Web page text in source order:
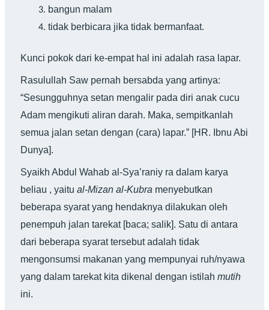
bangun malam
tidak berbicara jika tidak bermanfaat.
Kunci pokok dari ke-empat hal ini adalah rasa lapar.
Rasulullah Saw pernah bersabda yang artinya:
“Sesungguhnya setan mengalir pada diri anak cucu
Adam mengikuti aliran darah. Maka, sempitkanlah
semua jalan setan dengan (cara) lapar.” [HR. Ibnu Abi
Dunya].
Syaikh Abdul Wahab al-Sya’raniy ra dalam karya
beliau , yaitu al-Mizan al-Kubra menyebutkan
beberapa syarat yang hendaknya dilakukan oleh
penempuh jalan tarekat [baca; salik]. Satu di antara
dari beberapa syarat tersebut adalah tidak
mengonsumsi makanan yang mempunyai ruh/nyawa
yang dalam tarekat kita dikenal dengan istilah mutih
ini.